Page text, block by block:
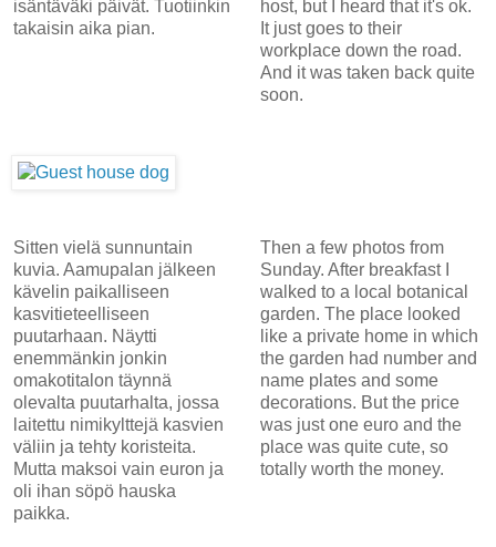
isäntäväki päivät. Tuotiinkin
takaisin aika pian.
host, but I heard that it's ok.
It just goes to their
workplace down the road.
And it was taken back quite
soon.
Sitten vielä sunnuntain
kuvia. Aamupalan jälkeen
kävelin paikalliseen
kasvitieteelliseen
puutarhaan. Näytti
enemmänkin jonkin
omakotitalon täynnä
olevalta puutarhalta, jossa
laitettu nimikylttejä kasvien
väliin ja tehty koristeita.
Mutta maksoi vain euron ja
oli ihan söpö hauska
paikka.
Then a few photos from
Sunday. After breakfast I
walked to a local botanical
garden. The place looked
like a private home in which
the garden had number and
name plates and some
decorations. But the price
was just one euro and the
place was quite cute, so
totally worth the money.